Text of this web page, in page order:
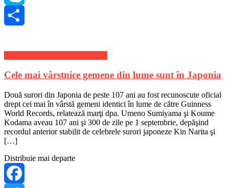
Skype
Cele mai vârstnice gemene din lume sunt în Japonia
Două surori din Japonia de peste 107 ani au fost recunoscute oficial
drept cei mai în vârstă gemeni identici în lume de către Guinness
World Records, relatează marţi dpa. Umeno Sumiyama şi Koume
Kodama aveau 107 ani şi 300 de zile pe 1 septembrie, depăşind
recordul anterior stabilit de celebrele surori japoneze Kin Narita şi
[…]
Distribuie mai departe